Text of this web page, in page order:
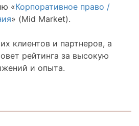
«Корпоративное право /
» (Mid Market).
клиентов и партнеров, а
рейтинга за высокую
и опыта.